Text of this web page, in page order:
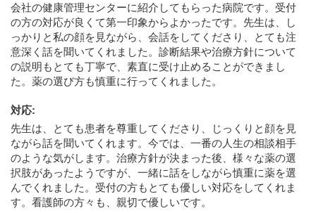
会社の健康管理センターに紹介してもらった病院です。受付
の方の対応が良くて第一印象からよかったです。先生は、し
っかりと私の顔を見ながら、会話をしてくださり、とても注
意深く話を聞いてくれました。診断結果や治療方針について
の説明もとても丁寧で、素直に受け止めることができまし
た。薬の選び方も慎重に行ってくれました。
対応:
先生は、とても患者を尊重してくださり、じっくりと顔を見
ながら話を聞いてくれます。今では、一番の人生の相談相手
のような気がします。治療方針が決まった後、様々な薬の選
択肢があったようですが、一緒に話をしながら慎重に薬を選
んでくれました。受付の方もとても優しい対応をしてくれま
す。看護師の方々も、親切で優しいです。